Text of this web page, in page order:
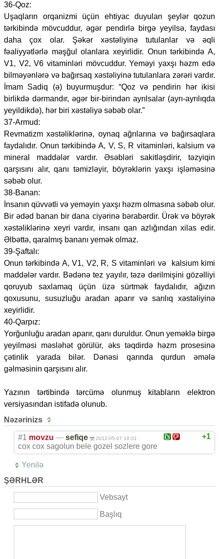
36-Qoz:
Uşaqların orqanizmi üçün ehtiyac duyulan şeylər qozun
tərkibində mövcuddur, əgər pendirlə birgə yeyilsə, faydası
daha çox olar. Şəkər xəstəliyinə tutulanlar və əqli
fəaliyyətlərlə məşğul olanlara xeyirlidir. Onun tərkibində A,
V1, V2, V6 vitaminləri mövcuddur. Yeməyi yaxşı həzm edə
bilməyənlərə və bağırsaq xəstəliyinə tutulanlara zərəri vardır.
İmam Sadiq (ə) buyurmuşdur: “Qoz və pendirin hər ikisi
birlikdə dərmandır, əgər bir-birindən ayrılsalar (ayrı-ayrılıqda
yeyildikdə), hər biri xəstəliyə səbəb olar.”
37-Armud:
Revmatizm xəstəliklərinə, oynaq ağrılarına və bağırsaqlara
faydalıdır. Onun tərkibində A, V, S, R vitaminləri, kalsium və
mineral maddələr vardır. Əsəbləri sakitləşdirir, təzyiqin
qarşısını alır, qanı təmizləyir, böyrəklərin yaxşı işləməsinə
səbəb olur.
38-Banan:
İnsanın qüvvətli və yeməyin yaxşı həzm olmasına səbəb olur.
Bir ədəd banan bir dana ciyərinə bərabərdir. Ürək və böyrək
xəstəliklərinə xeyri vardır, insanı qan azlığından xilas edir.
Əlbəttə, qaralmış bananı yemək olmaz.
39-Şaftalı:
Onun tərkibində A, V1, V2, R, S vitaminləri və kalsium kimi
maddələr vardır. Bədənə tez yayılır, təzə dərilmişini gözəlliyi
qoruyub saxlamaq üçün üzə sürtmək faydalıdır, ağızın
qoxusunu, susuzluğu aradan aparır və sarılıq xəstəliyinə
xeyirlidir.
40-Qarpız:
Yorğunluğu aradan aparır, qanı duruldur. Onun yeməklə birgə
yeyilməsi məsləhət görülür, əks təqdirdə həzm prosesinə
çətinlik yarada bilər. Dənəsi qarında qurdun əmələ
gəlməsinin qarşısını alır.
Yazının tərtibində tərcümə olunmuş kitabların elektron
versiyasından istifadə olunub.
Nəzərinizs
+1
#1 movzu — sefiqe 2012-05-07 18:01
cox cox sagolun bele gozel sozlere gore
Yenilə
ŞƏRHLƏR
Vebsayt
Başlıq